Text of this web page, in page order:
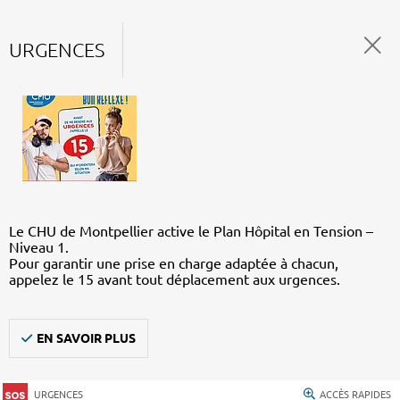
URGENCES
Le CHU de Montpellier active le Plan Hôpital en Tension –
Niveau 1.
Pour garantir une prise en charge adaptée à chacun,
appelez le 15 avant tout déplacement aux urgences.
EN SAVOIR PLUS
URGENCES ACCÈS RAPIDES